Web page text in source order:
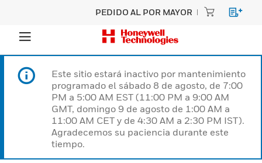
PEDIDO AL POR MAYOR
Este sitio estará inactivo por mantenimiento
programado el sábado 8 de agosto, de 7:00
PM a 5:00 AM EST (11:00 PM a 9:00 AM
GMT, domingo 9 de agosto de 1:00 AM a
11:00 AM CET y de 4:30 AM a 2:30 PM IST).
Agradecemos su paciencia durante este
tiempo.